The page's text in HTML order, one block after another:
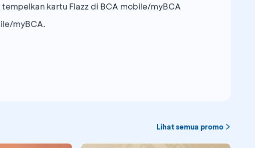
kartu Flazz di BCA mobile/myBCA
myBCA.
Lihat semua promo